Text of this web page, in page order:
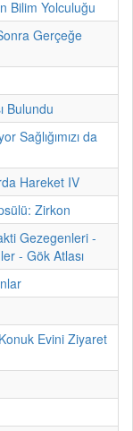
Bilim Yolculuğu
Gerçeğe
Bulundu
Sağlığımızı da
Hareket IV
Zirkon
Gezegenleri -
- Gök Atlası
Evini Ziyaret